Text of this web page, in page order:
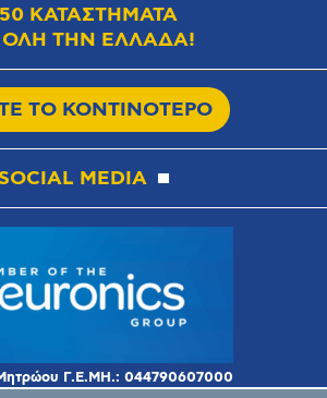
ΚΑΤΑΣΤΗΜΑΤΑ
ΟΛΗ ΤΗΝ ΕΛΛΑΔΑ!
ΤΟ ΚΟΝΤΙΝΟΤΕΡΟ
MEDIA